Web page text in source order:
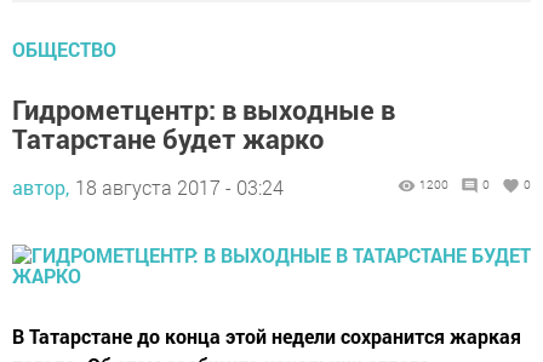
ОБЩЕСТВО
Гидрометцентр: в выходные в
Татарстане будет жарко
автор, 18 августа 2017 - 03:24 1200 0 0
В Татарстане до конца этой недели сохранится жаркая